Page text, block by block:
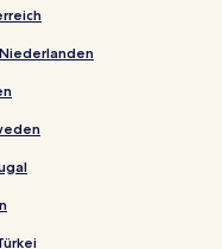
in Coyoacán
Benito Juárez
Coyoacán
Coyoacán